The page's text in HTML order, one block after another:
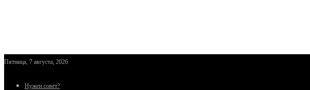
Пятница, 7 августа, 2026
Нужен совет?